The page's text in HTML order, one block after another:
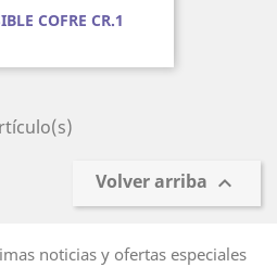
COFRE CR.1
Volver arriba 
noticias y ofertas especiales